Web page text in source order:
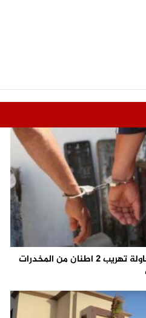
احباط محاولة تهريب 2 اطنان من المخدرات